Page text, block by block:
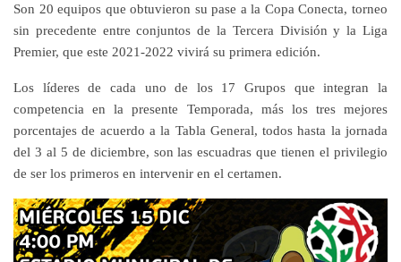
Son 20 equipos que obtuvieron su pase a la Copa Conecta, torneo
sin precedente entre conjuntos de la Tercera División y la Liga
Premier, que este 2021-2022 vivirá su primera edición.
Los líderes de cada uno de los 17 Grupos que integran la
competencia en la presente Temporada, más los tres mejores
porcentajes de acuerdo a la Tabla General, todos hasta la jornada
del 3 al 5 de diciembre, son las escuadras que tienen el privilegio
de ser los primeros en intervenir en el certamen.